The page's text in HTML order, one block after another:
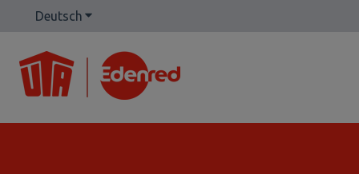
Deutsch Untermenü für Übersetzungen anzeigen